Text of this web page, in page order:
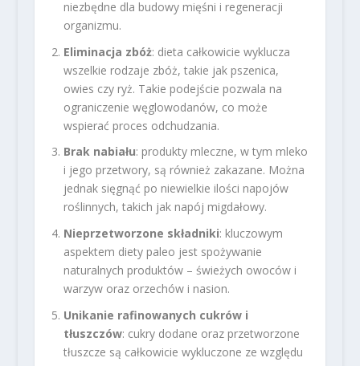
niezbędne dla budowy mięśni i regeneracji
organizmu.
Eliminacja zbóż: dieta całkowicie wyklucza
wszelkie rodzaje zbóż, takie jak pszenica,
owies czy ryż. Takie podejście pozwala na
ograniczenie węglowodanów, co może
wspierać proces odchudzania.
Brak nabiału: produkty mleczne, w tym mleko
i jego przetwory, są również zakazane. Można
jednak sięgnąć po niewielkie ilości napojów
roślinnych, takich jak napój migdałowy.
Nieprzetworzone składniki: kluczowym
aspektem diety paleo jest spożywanie
naturalnych produktów – świeżych owoców i
warzyw oraz orzechów i nasion.
Unikanie rafinowanych cukrów i
tłuszczów: cukry dodane oraz przetworzone
tłuszcze są całkowicie wykluczone ze względu